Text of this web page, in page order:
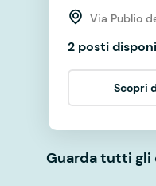
Via Publio
2 posti
Scopri
Guarda tutti